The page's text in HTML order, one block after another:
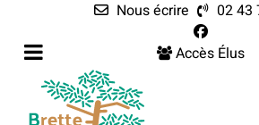
Nous écrire
02 43
Accès Élus